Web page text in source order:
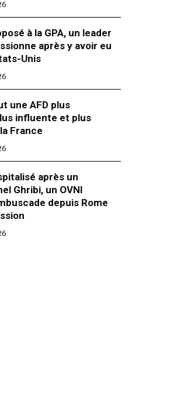
à la GPA, un leader
après y avoir eu
Unis
une AFD plus
influente et plus
France
après un
Ghribi, un OVNI
depuis Rome